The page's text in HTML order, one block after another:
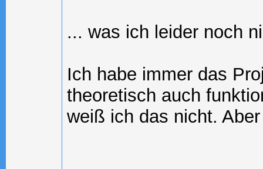
... was ich leider noch
Ich habe immer das
theoretisch auch
weiß ich das nicht.